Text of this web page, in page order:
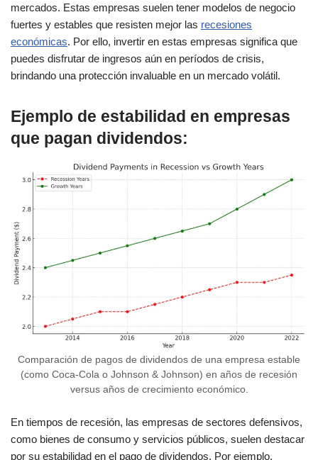
mercados. Estas empresas suelen tener modelos de negocio
fuertes y estables que resisten mejor las recesiones
económicas. Por ello, invertir en estas empresas significa que
puedes disfrutar de ingresos aún en períodos de crisis,
brindando una protección invaluable en un mercado volátil.
Ejemplo de estabilidad en empresas
que pagan dividendos:
Comparación de pagos de dividendos de una empresa estable
(como Coca-Cola o Johnson & Johnson) en años de recesión
versus años de crecimiento económico.
En tiempos de recesión, las empresas de sectores defensivos,
como bienes de consumo y servicios públicos, suelen destacar
por su estabilidad en el pago de dividendos. Por ejemplo,